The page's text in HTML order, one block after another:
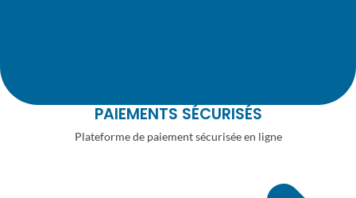
PAIEMENTS SÉCURISÉS
Plateforme de paiement sécurisée en ligne